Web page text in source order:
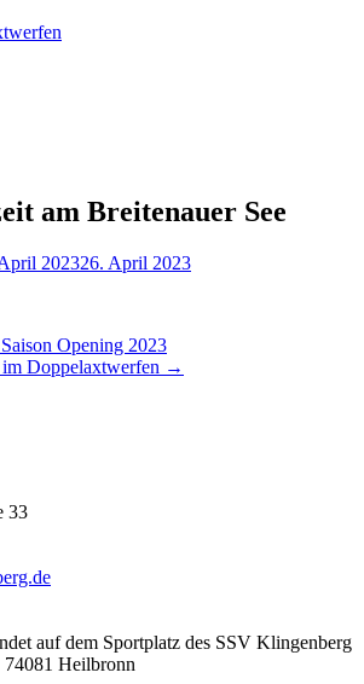
am Breitenauer See
202326. April 2023
Opening 2023
Doppelaxtwerfen →
33
auf dem Sportplatz des SSV Klingenberg
74081 Heilbronn